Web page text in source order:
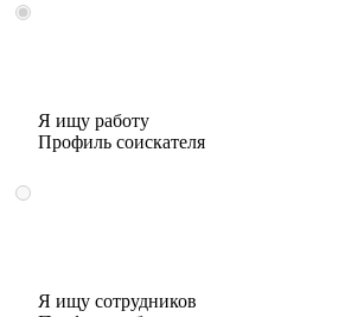
Я ищу работу
Профиль соискателя
Я ищу сотрудников